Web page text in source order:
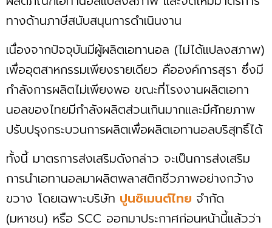
ทางด้านภาษีสนับสนุนการดำเนินงาน
เนื่องจากปัจจุบันมีผู้ผลิตเอทานอล (ไม่ได้แปลงสภาพ)
เพื่ออุตสาหกรรมเพียงรายเดียว คือองค์การสุรา ซึ่งมี
กำลังการผลิตไม่เพียงพอ ขณะที่โรงงานผลิตเอทา
นอลของไทยมีกำลังผลิตส่วนเกินมากและมีศักยภาพ
ปรับปรุงกระบวนการผลิตเพื่อผลิตเอทานอลบริสุทธิ์ได้
ทั้งนี้ มาตรการส่งเสริมดังกล่าว จะเป็นการส่งเสริม
การนำเอทานอลมาผลิตพลาสติกชีวภาพอย่างกว้าง
ขวาง โดยเฉพาะบริษัท ปูนซิเมนต์ไทย จำกัด
(มหาชน) หรือ SCC ออกมาประกาศก่อนหน้านี้แล้วว่า